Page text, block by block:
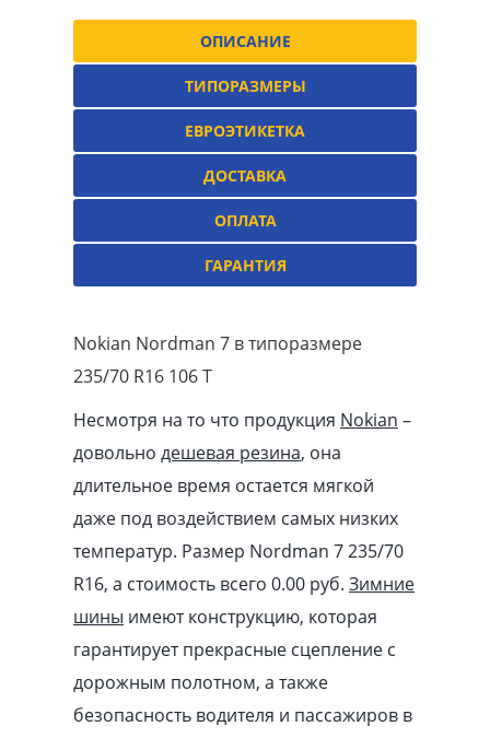
ОПИСАНИЕ
ТИПОРАЗМЕРЫ
ЕВРОЭТИКЕТКА
ДОСТАВКА
ОПЛАТА
ГАРАНТИЯ
Nokian Nordman 7 в типоразмере
235/70 R16 106 T
Несмотря на то что продукция Nokian –
довольно дешевая резина, она
длительное время остается мягкой
даже под воздействием самых низких
температур. Размер Nordman 7 235/70
R16, а стоимость всего 0.00 pуб. Зимние
шины имеют конструкцию, которая
гарантирует прекрасные сцепление с
дорожным полотном, а также
безопасность водителя и пассажиров в